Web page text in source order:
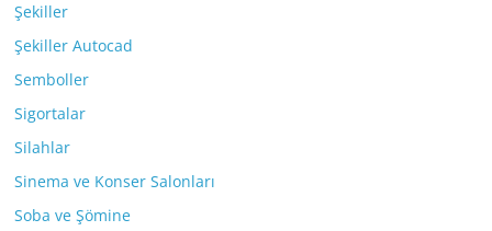
Şekiller
Şekiller Autocad
Semboller
Sigortalar
Silahlar
Sinema ve Konser Salonları
Soba ve Şömine